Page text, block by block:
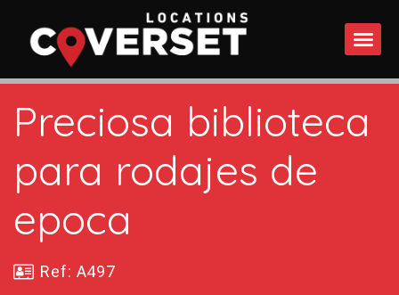
Preciosa biblioteca
para rodajes de
epoca
Ref: A497